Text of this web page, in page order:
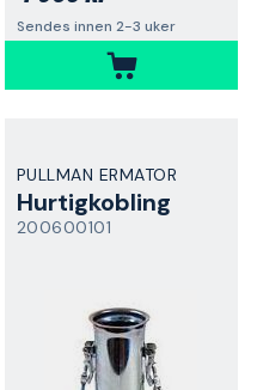
Sendes innen 2-3 uker
PULLMAN ERMATOR
Hurtigkobling
200600101